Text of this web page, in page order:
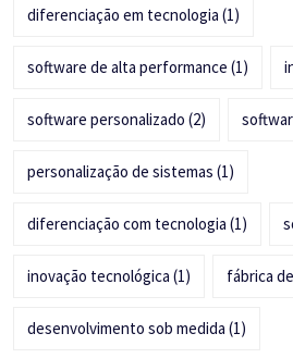
diferenciação em tecnologia (1)
software de alta performance (1)
software personalizado (2)
personalização de sistemas (1)
diferenciação com tecnologia (1)
inovação tecnológica (1) fábrica
desenvolvimento sob medida (1)